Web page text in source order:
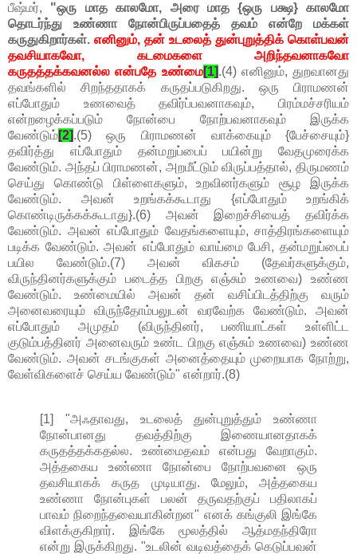
பீஷ்மர், "ஒரு மாத காலமோ, அரை மாத {ஒரு பக்ஷ} காலமோ
தொடர்ந்து உண்ணா நோன்பிருப்பதைத் தவம் என்றே மக்கள்
கருதுகிறார்கள். எனினும், தன் உடலைத் துன்புறுத்திக் கொள்பவன்
தவசியாகவோ, கடமைகளை அறிந்தவனாகவோ
கருதத்தக்கவனல்ல என்பதே உண்மை[1].(4) எனினும், துறவானது
தவங்களில் சிறந்ததாகக் கருதப்படுகிறது. ஒரு பிராமணன்
எப்போதும் உணவைத் தவிர்ப்பவனாகவும், பிரம்மச்சரியம்
என்றழைக்கப்படும் நோன்பை நோற்பவனாகவும் இருக்க
வேண்டும்[2].(5) ஒரு பிராமணன் வாக்கையும் {பேச்சையும்}
தவிர்த்து எப்போதும் தன்மறுப்பைப் பயின்று வேதமுரைக்க
வேண்டும். அந்தப் பிராமணன், அறமீட்டும் விருப்பத்தால், திருமணம்
செய்து கொண்டு பிள்ளைகளும், உறவினர்களும் சூழ இருக்க
வேண்டும். அவன் உறங்கக்கூடாது {எப்போதும் உறங்கிக்
கொண்டிருக்கக்கூடாது}.(6) அவன் இறைச்சியைத் தவிர்க்க
வேண்டும். அவன் எப்போதும் வேதங்களையும், சாத்திரங்களையும்
படிக்க வேண்டும். அவன் எப்போதும் வாய்மை பேசி, தன்மறுப்பைப்
பயில வேண்டும்.(7) அவன் விகசம் (தேவர்களுக்கும்,
விருந்தினர்களுக்கும் படைத்த பிறகு எஞ்சும் உணவை) உண்ண
வேண்டும். உண்மையில் அவன் தன் வசிப்பிடத்திற்கு வரும்
அனைவரையும் விருந்தோம்பலுடன் வரவேற்க வேண்டும். அவன்
எப்போதும் அமுதம் (விருந்தினர், பணியாட்கள் உள்ளிட்ட
குடும்பத்தினர் அனைவரும் உண்ட பிறகு எஞ்சும் உணவை) உண்ண
வேண்டும். அவன் சடங்குகள் அனைத்தையும் முறையாக நோற்று,
வேள்விகளைச் செய்ய வேண்டும்" என்றார்.(8)
[1] "அஃதாவது, உடலைத் துன்புறுத்தும் உண்ணா
நோன்பானது தவத்திற்கு இணையானதாகக்
கருதத்தக்கதல்ல. உண்மைதவம் என்பது வேறாகும்.
அத்தகைய உண்ணா நோன்பை நோற்பவனை ஒரு
தவசியாகக் கருத முடியாது. மேலும், அத்தகைய
உண்ணா நோன்புகள் பலன் தருவதற்குப் பதிலாகப்
பாவம் நிறைந்தவையாகின்றன" எனக் கங்குலி இங்கே
விளக்குகிறார். இங்கே மூலத்தில் ஆத்மதந்திரோ
என்று இருக்கிறது. "உடலின் வடிவத்தைக் கெடுப்பவன்